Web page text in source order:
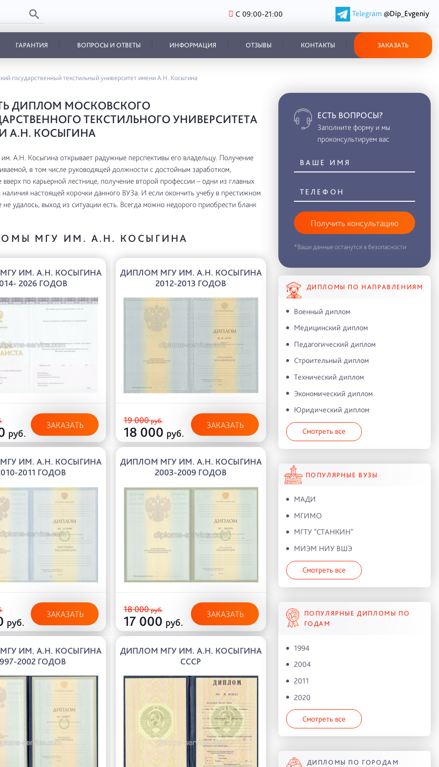
С 09:00-21:00 Telegram @Dip_Evgeniy
ГАРАНТИЯ ВОПРОСЫ И ОТВЕТЫ ИНФОРМАЦИЯ ОТЗЫВЫ КОНТАКТЫ ЗАКАЗАТЬ
государственный текстильный университет имени А.Н. Косыгина
ДИПЛОМ МОСКОВСКОГО
ТЕКСТИЛЬНОГО УНИВЕРСИТЕТА
А.Н. КОСЫГИНА
А.Н. Косыгина открывает радужные перспективы его владельцу. Получение
в том числе руководящей должности с достойным заработком,
по карьерной лестнице, получение второй профессии – одни из главных
настоящей корочки данного ВУЗа. И если окончить учебу в престижном
не удалось, выход из ситуации есть. Всегда можно недорого приобрести бланк
МГУ ИМ. А.Н. КОСЫГИНА
ИМ. А.Н. КОСЫГИНА
2026 ГОДОВ
руб.
ЗАКАЗАТЬ
ДИПЛОМ МГУ ИМ. А.Н. КОСЫГИНА
2012-2013 ГОДОВ
19 000руб.
18 000 руб.
ЗАКАЗАТЬ
ИМ. А.Н. КОСЫГИНА
2011 ГОДОВ
руб.
ЗАКАЗАТЬ
ДИПЛОМ МГУ ИМ. А.Н. КОСЫГИНА
2003-2009 ГОДОВ
18 000руб.
17 000 руб.
ЗАКАЗАТЬ
ИМ. А.Н. КОСЫГИНА
2002 ГОДОВ
ДИПЛОМ МГУ ИМ. А.Н. КОСЫГИНА
СССР
ЕСТЬ ВОПРОСЫ?
Заполните форму и мы
проконсультируем вас
Получить консультацию
*Ваши данные останутся в безопасности
ДИПЛОМЫ ПО НАПРАВЛЕНИЯМ
Военный диплом
Медицинский диплом
Педагогический диплом
Строительный диплом
Технический диплом
Экономический диплом
Юридический диплом
Смотреть все
ПОПУЛЯРНЫЕ ВУЗЫ
МАДИ
МГИМО
МГТУ "СТАНКИН"
МИЭМ НИУ ВШЭ
Смотреть все
ПОПУЛЯРНЫЕ ДИПЛОМЫ ПО
ГОДАМ
1994
2004
2011
2020
Смотреть все
ДИПЛОМЫ ПО ГОРОДАМ